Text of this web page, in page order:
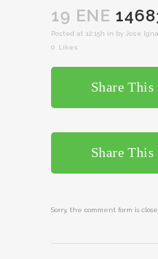
19 ENE
Posted at 12:15h in by Jose
0
Likes
Share
Share
Sorry, the comment form is